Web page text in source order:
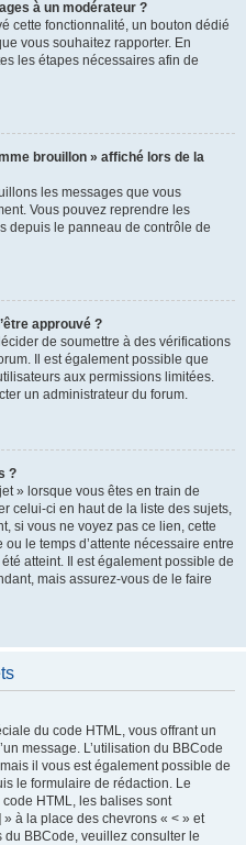
à un modérateur ?
cette fonctionnalité, un bouton dédié
vous souhaitez rapporter. En
les étapes nécessaires afin de
brouillon » affiché lors de la
les messages que vous
Vous pouvez reprendre les
depuis le panneau de contrôle de
approuvé ?
de soumettre à des vérifications
Il est également possible que
aux permissions limitées.
un administrateur du forum.
?
» lorsque vous êtes en train de
celui-ci en haut de la liste des sujets,
si vous ne voyez pas ce lien, cette
le temps d’attente nécessaire entre
atteint. Il est également possible de
mais assurez-vous de le faire
du code HTML, vous offrant un
message. L’utilisation du BBCode
il vous est également possible de
le formulaire de rédaction. Le
HTML, les balises sont
à la place des chevrons « < » et
du BBCode, veuillez consulter le